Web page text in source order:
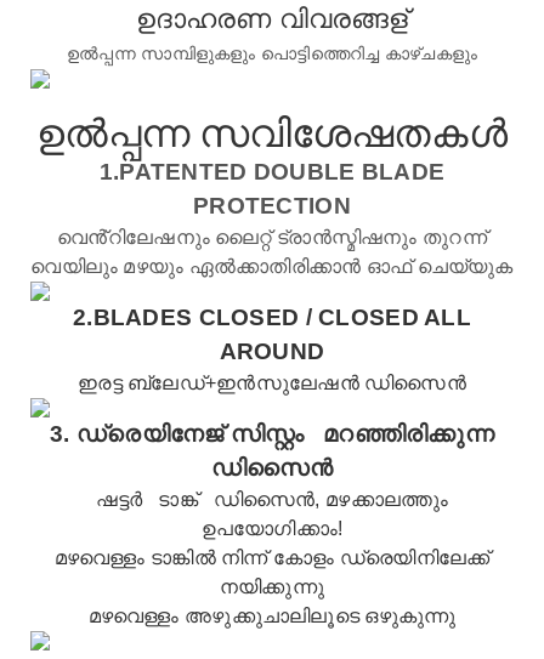
ഉദാഹരണ വിവരങ്ങള്
ഉൽപ്പന്ന സാമ്പിളുകളും പൊട്ടിത്തെറിച്ച കാഴ്ചകളും
ഉൽപ്പന്ന സവിശേഷതകൾ
1.PATENTED DOUBLE BLADE
PROTECTION
വെൻ്റിലേഷനും ലൈറ്റ് ട്രാൻസ്മിഷനും തുറന്ന്
വെയിലും മഴയും ഏൽക്കാതിരിക്കാൻ ഓഫ് ചെയ്യുക
2.BLADES CLOSED /CLOSED ALL
AROUND
ഇരട്ട ബ്ലേഡ്+ഇൻസുലേഷൻ ഡിസൈൻ
3. ഡ്രെയിനേജ് സിസ്റ്റം
മറഞ്ഞിരിക്കുന്ന
ഡിസൈൻ
ഷട്ടർ ടാങ്ക് ഡിസൈൻ, മഴക്കാലത്തും
ഉപയോഗിക്കാം!
മഴവെള്ളം ടാങ്കിൽ നിന്ന് കോളം ഡ്രെയിനിലേക്ക്
നയിക്കുന്നു
മഴവെള്ളം അഴുക്കുചാലിലൂടെ ഒഴുകുന്നു